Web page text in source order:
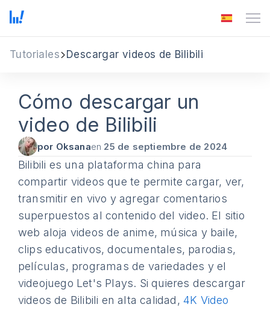
Tutoriales Descargar videos de Bilibili
Cómo descargar un
video de Bilibili
por Oksanaen 25 de septiembre de 2024
Bilibili es una plataforma china para
compartir videos que te permite cargar, ver,
transmitir en vivo y agregar comentarios
superpuestos al contenido del video. El sitio
web aloja videos de anime, música y baile,
clips educativos, documentales, parodias,
películas, programas de variedades y el
videojuego Let's Plays. Si quieres descargar
videos de Bilibili en alta calidad,4K Video